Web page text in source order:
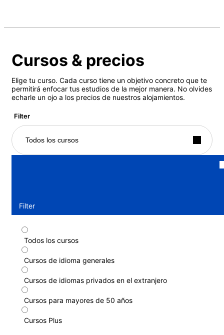
Cursos & precios
Elige tu curso. Cada curso tiene un objetivo concreto que te
permitirá enfocar tus estudios de la mejor manera. No olvides
echarle un ojo a los precios de nuestros alojamientos.
Filter
Todos los cursos
Filter
Todos los cursos
Cursos de idioma generales
Cursos de idiomas privados en el extranjero
Cursos para mayores de 50 años
Cursos Plus
Curso estándar
Duración: 1 - 31 semanas
Niveles: Elemental superior (A2) a Avanzado (C1)
1 semana
478 EUR